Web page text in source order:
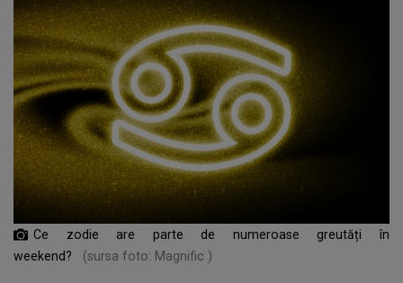
Ce zodie are parte de numeroase greutăți în
weekend?
(sursa foto: Magnific )